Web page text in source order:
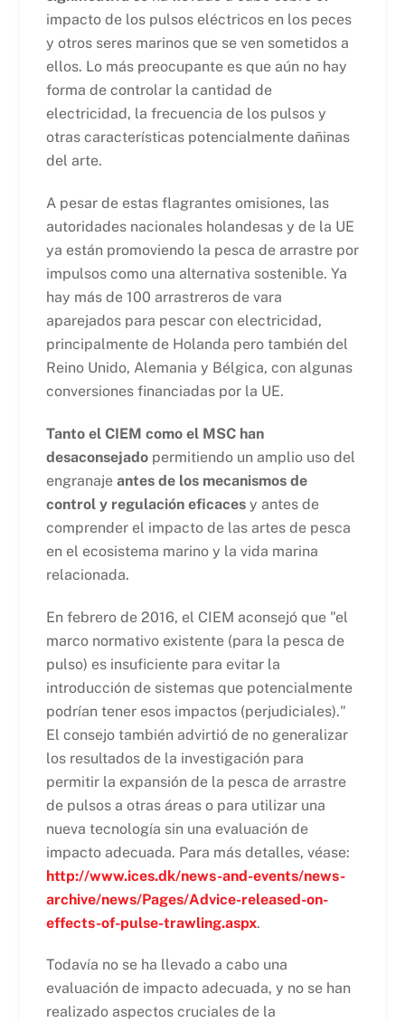
impacto de los pulsos eléctricos en los peces
y otros seres marinos que se ven sometidos a
ellos. Lo más preocupante es que aún no hay
forma de controlar la cantidad de
electricidad, la frecuencia de los pulsos y
otras características potencialmente dañinas
del arte.
A pesar de estas flagrantes omisiones, las
autoridades nacionales holandesas y de la UE
ya están promoviendo la pesca de arrastre por
impulsos como una alternativa sostenible. Ya
hay más de 100 arrastreros de vara
aparejados para pescar con electricidad,
principalmente de Holanda pero también del
Reino Unido, Alemania y Bélgica, con algunas
conversiones financiadas por la UE.
Tanto el CIEM como el MSC han
desaconsejadopermitiendo un amplio uso del
engranaje antes de los mecanismos de
control y regulación eficacesy antes de
comprender el impacto de las artes de pesca
en el ecosistema marino y la vida marina
relacionada.
En febrero de 2016, el CIEM aconsejó que "el
marco normativo existente (para la pesca de
pulso) es insuficiente para evitar la
introducción de sistemas que potencialmente
podrían tener esos impactos (perjudiciales)."
El consejo también advirtió de no generalizar
los resultados de la investigación para
permitir la expansión de la pesca de arrastre
de pulsos a otras áreas o para utilizar una
nueva tecnología sin una evaluación de
impacto adecuada. Para más detalles, véase:
http://www.ices.dk/news-and-events/news-
archive/news/Pages/Advice-released-on-
effects-of-pulse-trawling.aspx.
Todavía no se ha llevado a cabo una
evaluación de impacto adecuada, y no se han
realizado aspectos cruciales de la